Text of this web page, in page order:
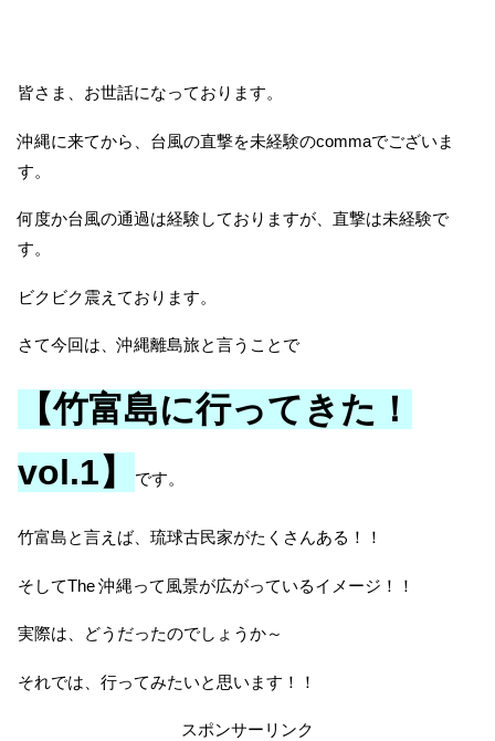
皆さま、お世話になっております。
沖縄に来てから、台風の直撃を未経験のcommaでございま
す。
何度か台風の通過は経験しておりますが、直撃は未経験で
す。
ビクビク震えております。
さて今回は、沖縄離島旅と言うことで
【竹富島に行ってきた！
vol.1】
です。
竹富島と言えば、琉球古民家がたくさんある！！
そしてThe 沖縄って風景が広がっているイメージ！！
実際は、どうだったのでしょうか～
それでは、行ってみたいと思います！！
スポンサーリンク